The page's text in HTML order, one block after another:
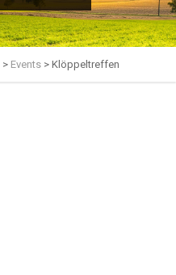
> Events > Klöppeltreffen